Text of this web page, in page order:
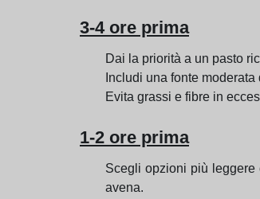
3-4 ore prima
Dai la priorità a un pasto
Includi una fonte
Evita grassi e fibre in
1-2 ore prima
Scegli opzioni più leggere
avena.